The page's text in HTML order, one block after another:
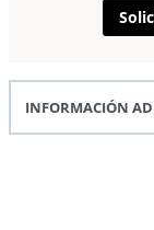
INFORMACIÓN